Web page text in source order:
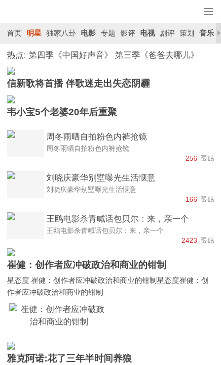
首页 明星 独家八卦 电影 专题 影评 电视 剧评 策划 音乐
热点: 第四季《中国好声音》 第三季《爸爸去哪儿》
信新歌将首播 伴歌迷走出失恋阴霾
韦小宝5个老婆20年后重聚
周冬雨晒自拍粉色内裤抢镜
周冬雨晒自拍粉色内裤抢镜
256 跟贴
刘晓庆豪华别墅曝光生活惬意
刘晓庆豪华别墅曝光生活惬意
166 跟贴
王鸥电影杀青喊话包贝尔：来，亲一个
王鸥电影杀青喊话包贝尔：来，亲一个
2423 跟贴
崔健：创作者应冲破政治和商业的钳制
星态度 崔健：创作者应冲破政治和商业的钳制星态度崔健：创
作者应冲破政治和商业的钳制
雅克阿诺:花了三年半时间养狼